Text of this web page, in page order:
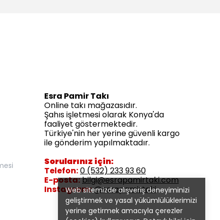
Web sitemizde alışveriş deneyiminizi
geliştirmek ve yasal yükümlülüklerimizi
yerine getirmek amacıyla çerezler
Esra Pamir Takı
Online takı mağazasıdır.
Şahıs işletmesi olarak Konya'da
faaliyet göstermektedir.
Türkiye'nin her yerine güvenli kargo
ile gönderim yapılmaktadır.
Sorularınız için:
Telefon:0 (532) 233 93 60
E-posta:bilgi@esrapamirtaki.com
Instagram:@esrapamirtaki